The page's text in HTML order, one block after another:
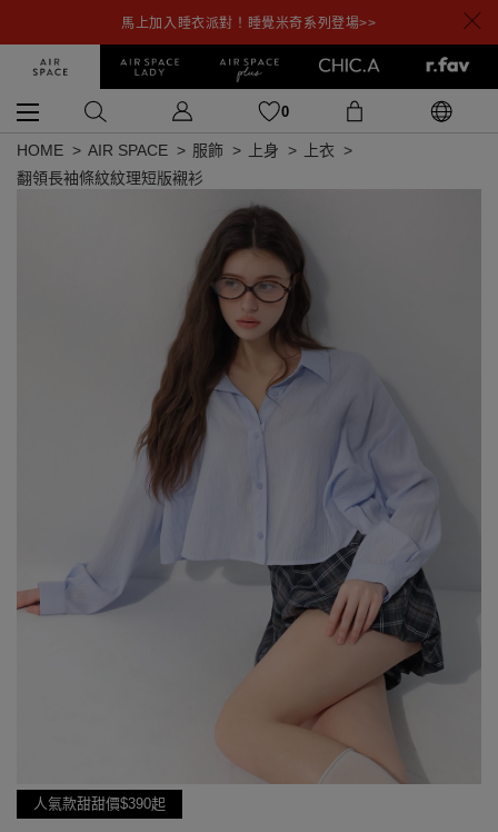
馬上加入睡衣派對！睡覺米奇系列登場>>
0
HOME AIR SPACE 服飾 上身
上衣
翻領長袖條紋紋理短版襯衫
人氣款甜甜價$390起